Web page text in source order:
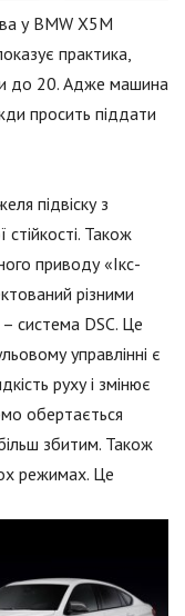
у BMW X5M
практика,
до 20. Адже машина
просить піддати
підвіску з
Також
приводу «Ікс-
різними
система DSC. Це
управлінні є
руху і змінює
обертається
збитим. Також
режимах. Це